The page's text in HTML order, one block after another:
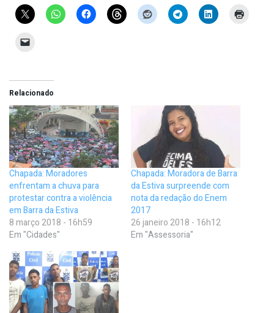
Relacionado
Chapada: Moradores
enfrentam a chuva para
protestar contra a violência
em Barra da Estiva
8 março 2018 - 16h59
Em "Cidades"
Chapada: Moradora de Barra
da Estiva surpreende com
nota da redação do Enem
2017
26 janeiro 2018 - 16h12
Em "Assessoria"